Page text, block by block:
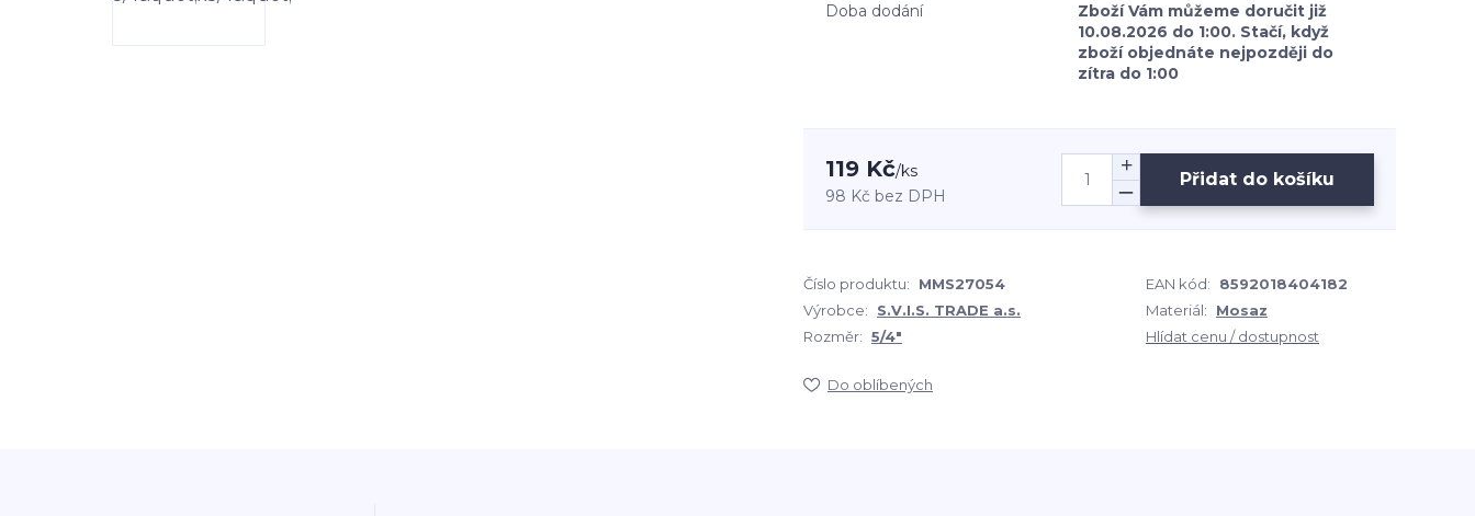
Doba dodání
Zboží Vám můžeme doručit již
10.08.2026 do 1:00. Stačí, když
zboží objednáte nejpozději do
zítra do 1:00
119 Kč/ks
98 Kč bez DPH
Přidat do košíku
Číslo produktu: MMS27054 EAN kód:
8592018404182
Výrobce:
S.V.I.S. TRADE a.s. Materiál:
Mosaz
Rozměr: 5/4" Hlídat cenu / dostupnost
Do oblíbených